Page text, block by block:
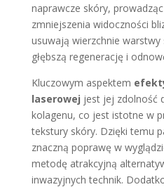
naprawcze skóry,
zmniejszenia widoczności
usuwają wierzchnie
głębszą regenerację i
Kluczowym aspektem
laserowej jest jej zdolność
kolagenu, co jest istotne w
tekstury skóry. Dzięki temu
znaczną poprawę w
metodę atrakcyjną
inwazyjnych technik.